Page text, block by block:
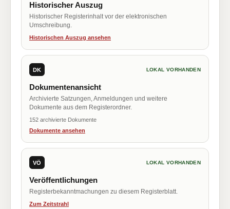
Historischer Auszug
Historischer Registerinhalt vor der elektronischen
Umschreibung.
Historischen Auszug ansehen
DK LOKAL VORHANDEN
Dokumentenansicht
Archivierte Satzungen, Anmeldungen und weitere
Dokumente aus dem Registerordner.
152 archivierte Dokumente
Dokumente ansehen
VÖ LOKAL VORHANDEN
Veröffentlichungen
Registerbekanntmachungen zu diesem Registerblatt.
Zum Zeitstrahl